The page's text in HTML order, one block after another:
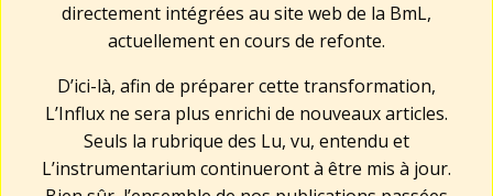
directement intégrées au site web de la BmL,
actuellement en cours de refonte.
D’ici-là, afin de préparer cette transformation,
L’Influx ne sera plus enrichi de nouveaux articles.
Seuls la rubrique des Lu, vu, entendu et
L’instrumentarium continueront à être mis à jour.